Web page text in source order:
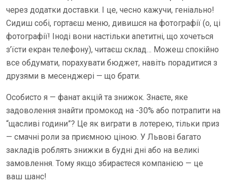
через додатки доставки. І це, чесно кажучи, геніально!
Сидиш собі, гортаєш меню, дивишся на фотографії (о, ці
фотографії! Іноді вони настільки апетитні, що хочеться
з’їсти екран телефону), читаєш склад… Можеш спокійно
все обдумати, порахувати бюджет, навіть порадитися з
друзями в месенджері — що брати.
Особисто я — фанат акцій та знижок. Знаєте, яке
задоволення знайти промокод на -30% або потрапити на
“щасливі години”? Це як виграти в лотерею, тільки приз
— смачні роли за приємною ціною. У Львові багато
закладів роблять знижки в будні дні або на великі
замовлення. Тому якщо збираєтеся компанією — це
ваш шанс!